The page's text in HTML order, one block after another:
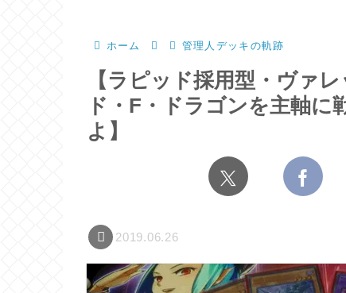
ホーム 管理人デッキの軌跡
【ラピッド採用型・ヴァ
ド・F・ドラゴンを主軸
よ】
2019.06.26